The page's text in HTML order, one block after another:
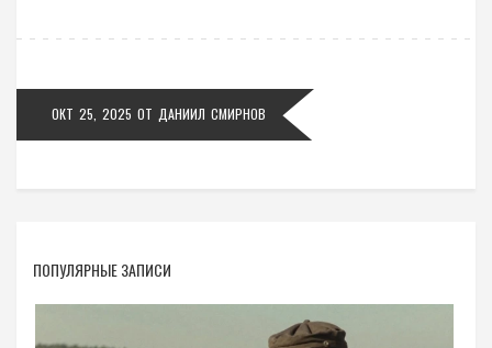
ОКТ 25, 2025 ОТ ДАНИИЛ СМИРНОВ
ПОПУЛЯРНЫЕ ЗАПИСИ